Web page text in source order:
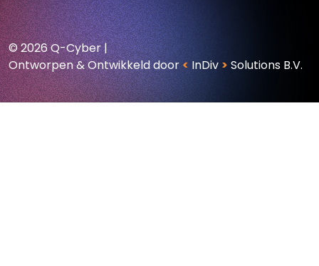
© 2026 Q-Cyber|
Ontworpen & Ontwikkeld door < InDiv > Solutions B.V.